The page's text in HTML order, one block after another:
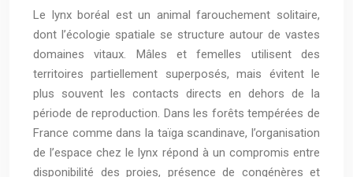
Le lynx boréal est un animal farouchement solitaire,
dont l’écologie spatiale se structure autour de vastes
domaines vitaux. Mâles et femelles utilisent des
territoires partiellement superposés, mais évitent le
plus souvent les contacts directs en dehors de la
période de reproduction. Dans les forêts tempérées de
France comme dans la taïga scandinave, l’organisation
de l’espace chez le lynx répond à un compromis entre
disponibilité des proies, présence de congénères et